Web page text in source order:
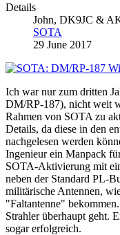
Details
John, DK9JC &
SOTA
29 June 2017
Ich war nur zum dritten
DM/RP-187), nicht weit
Rahmen von SOTA zu
Details, da diese in den
nachgelesen werden
Ingenieur ein Manpack
SOTA-Aktivierung mit
neben der Standard PL-
militärische Antennen,
"Faltantenne"
Strahler überhaupt geht.
sogar erfolgreich.